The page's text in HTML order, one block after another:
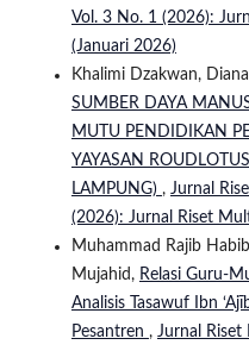
Vol. 3 No. 1 (2026):
(Januari 2026)
Khalimi Dzakwan,
SUMBER DAYA
MUTU PENDIDIKAN
YAYASAN
LAMPUNG) , Jurnal
(2026): Jurnal Riset
Muhammad Rajib
Mujahid, Relasi Guru-
Analisis Tasawuf Ibn
Pesantren , Jurnal Riset